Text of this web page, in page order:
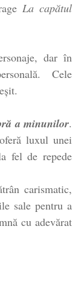
La capătul
dar în
Cele
a minunilor.
luxul unei
fel de repede
carismatic,
sale pentru a
cu adevărat